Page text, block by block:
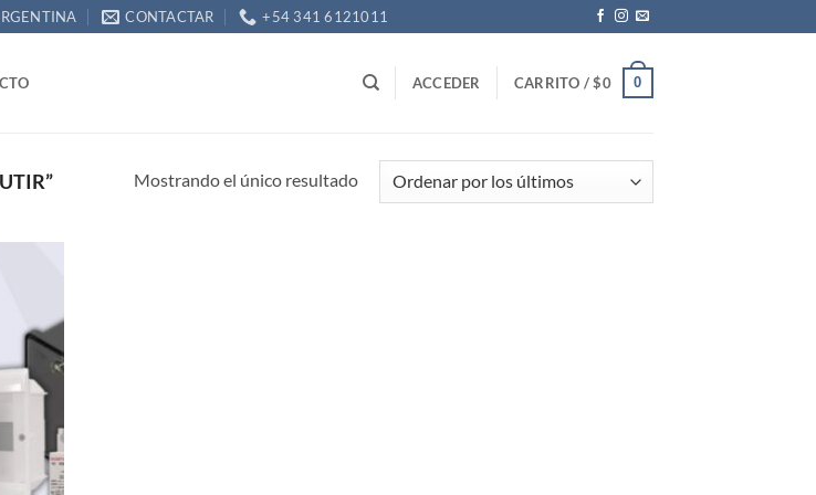
CONTACTAR +54 341 6121011
ACCEDER CARRITO /$0 0
Mostrando el único resultado
lista de
deseos